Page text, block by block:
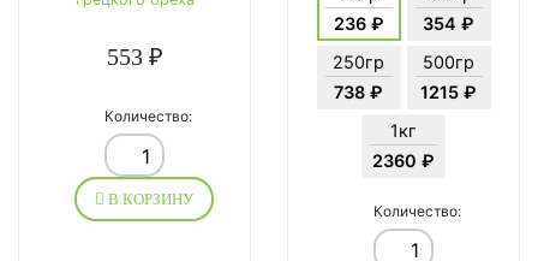
553 ₽
Количество:
В КОРЗИНУ
236 ₽
354 ₽
250гр
738 ₽
500гр
1215 ₽
1кг
2360 ₽
Количество: